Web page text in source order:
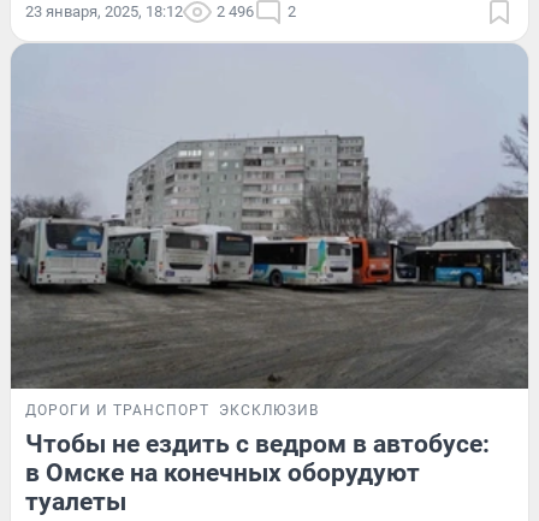
23 января, 2025, 18:12 2 496 2
ДОРОГИ И ТРАНСПОРТ ЭКСКЛЮЗИВ
Чтобы не ездить с ведром в автобусе:
в Омске на конечных оборудуют
туалеты